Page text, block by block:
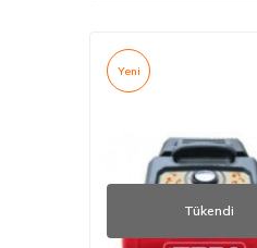
Yeni
Tükendi